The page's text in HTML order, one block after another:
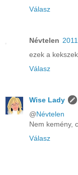
Válasz
Névtelen
ezek a
Válasz
Wise Lady
@Névtelen
Nem kemény,
Válasz